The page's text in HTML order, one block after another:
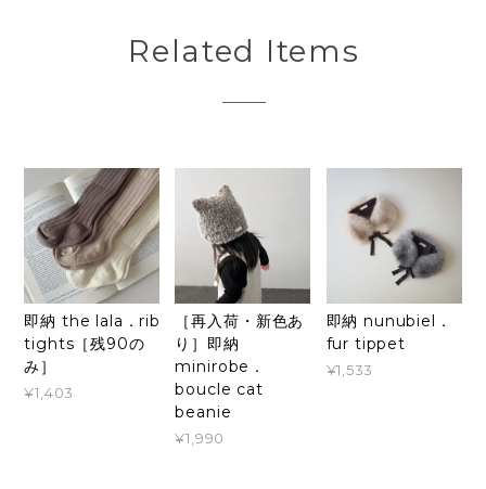
Related Items
即納 the lala．rib
tights［残90の
み］
¥1,403
［再入荷・新色あ
り］即納
minirobe．
boucle cat
beanie
¥1,990
即納 nunubiel．
fur tippet
¥1,533